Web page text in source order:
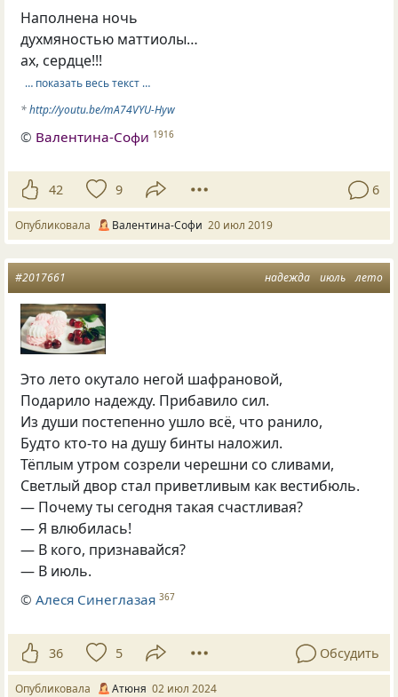
Наполнена ночь
духмяностью маттиолы…
ах, сердце!!!
… показать весь текст …
*http://youtu.be/mA74VYU-Hyw
© Валентина-Софи 1916
42 9 6
Опубликовала Валентина-Софи 20 июл 2019
надежда июль лето
#2017661
Это лето окутало негой шафрановой,
Подарило надежду. Прибавило сил.
Из души постепенно ушло всё, что ранило,
Будто кто-то на душу бинты наложил.
Тёплым утром созрели черешни со сливами,
Светлый двор стал приветливым как вестибюль.
— Почему ты сегодня такая счастливая?
— Я влюбилась!
— В кого, признавайся?
— В июль.
©Алеся Синеглазая 367
36 5 Обсудить
Опубликовала Атюня 02 июл 2024